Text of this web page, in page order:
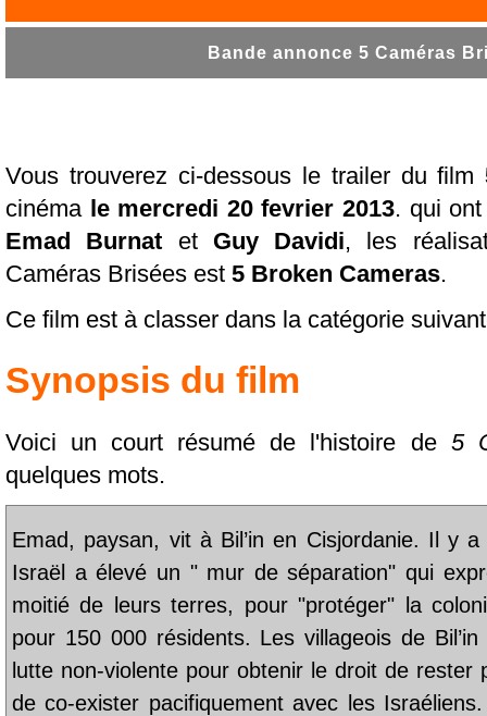
Bande annonce 5 Caméras
Vous trouverez ci-dessous le trailer du film
cinéma le mercredi 20 fevrier 2013. qui
Emad Burnat et Guy Davidi, les
Caméras Brisées est 5 Broken Cameras.
Ce film est à classer dans la catégorie
Synopsis du film
Voici un court résumé de l'histoire de 5
quelques mots.
Emad, paysan, vit à Bil’in en Cisjordanie. Il y
Israël a élevé un " mur de séparation" qui
moitié de leurs terres, pour "protéger" la
pour 150 000 résidents. Les villageois de
lutte non-violente pour obtenir le droit de
de co-exister pacifiquement avec les